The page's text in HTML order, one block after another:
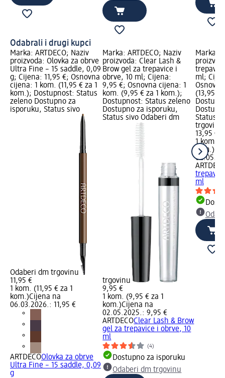
Odabrali i drugi kupci
Marka: ARTDECO; Naziv
proizvoda: Olovka za obrve
Ultra Fine – 15 saddle, 0,09
g; Cijena: 11,95 €; Osnovna
cijena: 1 kom. (11,95 € za 1
kom.); Dostupnost: Status
zeleno Dostupno za
isporuku, Status sivo
Odaberi dm trgovinu
11,95 €
1 kom. (11,95 € za 1
kom.)Cijena na
06.03.2026.: 11,95 €
ARTDECOOlovka za obrve
Ultra Fine – 15 saddle, 0,09
g
Marka: ARTDECO; Naziv
proizvoda: Clear Lash &
Brow gel za trepavice i
obrve, 10 ml; Cijena:
9,95 €; Osnovna cijena: 1
kom. (9,95 € za 1 kom.);
Dostupnost: Status zeleno
Dostupno za isporuku,
Status sivo Odaberi dm
trgovinu
9,95 €
1 kom. (9,95 € za 1
kom.)Cijena na
02.05.2025.: 9,95 €
ARTDECOClear Lash & Brow
gel za trepavice i obrve, 10
ml
(4)
Dostupno za isporuku
Odaberi dm trgovinu
Marka:
ml;
(13,95 €
Status
trgovinu
13,95 €
1 kom.
kom.)
ml